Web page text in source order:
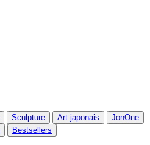
Sculpture Art japonais
JonOne
Bestsellers